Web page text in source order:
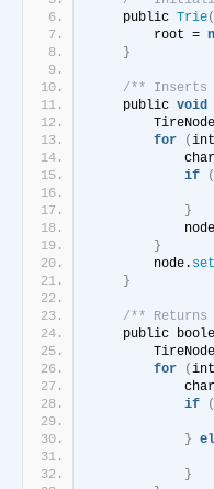
    public
Trie
        root =
}
/** Inserts
    public
void
for
(
if
(
}
}
        node.
}
/**
public
for
(
if
(
}
}